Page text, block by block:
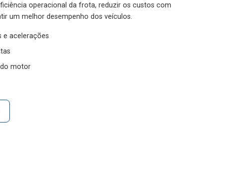
operacional da frota, reduzir os custos com
um melhor desempenho dos veículos.
e acelerações
motor